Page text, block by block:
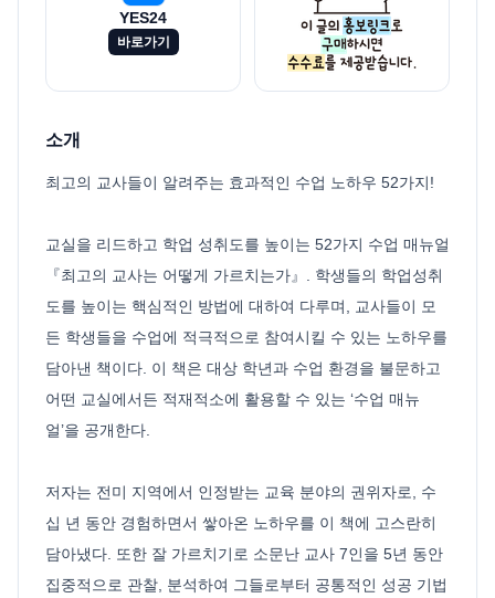
YES24
바로가기
소개
최고의 교사들이 알려주는 효과적인 수업 노하우 52가지!
교실을 리드하고 학업 성취도를 높이는 52가지 수업 매뉴얼
『최고의 교사는 어떻게 가르치는가』. 학생들의 학업성취
도를 높이는 핵심적인 방법에 대하여 다루며, 교사들이 모
든 학생들을 수업에 적극적으로 참여시킬 수 있는 노하우를
담아낸 책이다. 이 책은 대상 학년과 수업 환경을 불문하고
어떤 교실에서든 적재적소에 활용할 수 있는 ‘수업 매뉴
얼’을 공개한다.
저자는 전미 지역에서 인정받는 교육 분야의 권위자로, 수
십 년 동안 경험하면서 쌓아온 노하우를 이 책에 고스란히
담아냈다. 또한 잘 가르치기로 소문난 교사 7인을 5년 동안
집중적으로 관찰, 분석하여 그들로부터 공통적인 성공 기법